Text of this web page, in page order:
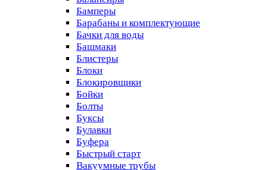
Бамперы
Барабаны и комплектующие
Бачки для воды
Башмаки
Блистеры
Блоки
Блокировщики
Бойки
Болты
Буксы
Булавки
Буфера
Быстрый старт
Вакуумные трубы